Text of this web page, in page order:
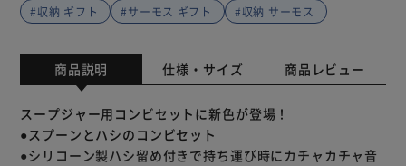
#収納 ギフト
#サーモス ギフト #収納 サーモス
商品説明 仕様・サイズ 商品レビュー
スープジャー用コンビセットに新色が登場！
●スプーンとハシのコンビセット
●シリコーン製ハシ留め付きで持ち運び時にカチャカチャ音